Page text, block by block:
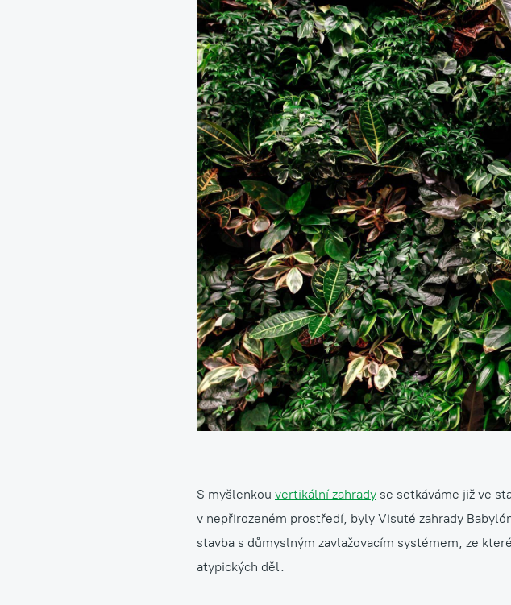
Mechové stěny a obrazy
Revitalizace stávajících rostlin
Návrhy, realizace a údržba exteriérů
S myšlenkou vertikální zahrady se setkáváme již ve
v nepřirozeném prostředí, byly Visuté zahrady
stavba s důmyslným zavlažovacím systémem, ze
atypických děl.